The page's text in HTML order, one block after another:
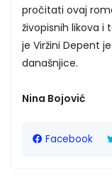
pročitati ovaj
živopisnih likova i
je Viržini Depent
današnjice.
Nina Bojović
Facebook